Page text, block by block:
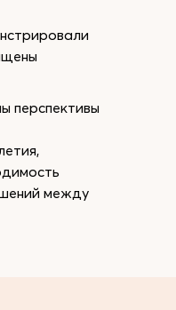
перспективы
между